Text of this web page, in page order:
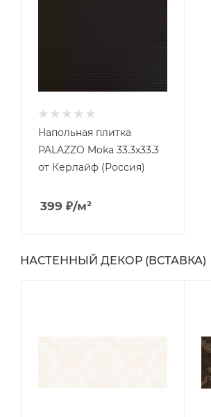
Напольная плитка
PALAZZO Moka 33.3x33.3
от Керлайф (Россия)
399 ₽/м²
НАСТЕННЫЙ ДЕКОР (ВСТАВКА)